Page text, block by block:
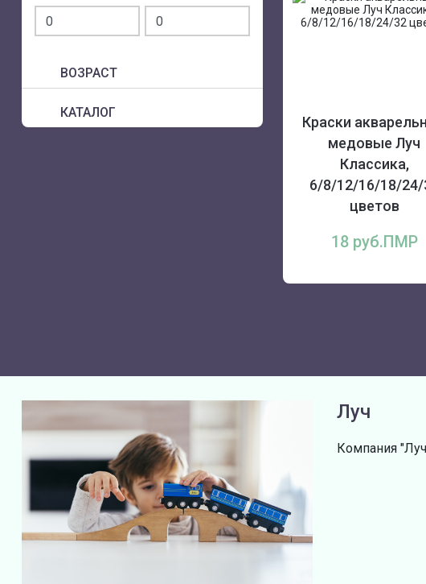
ВОЗРАСТ
КАТАЛОГ
Краски
медовые Луч
Классика,
6/8/12/16/18/24/
цветов
18 руб.ПМР
Луч
Компания